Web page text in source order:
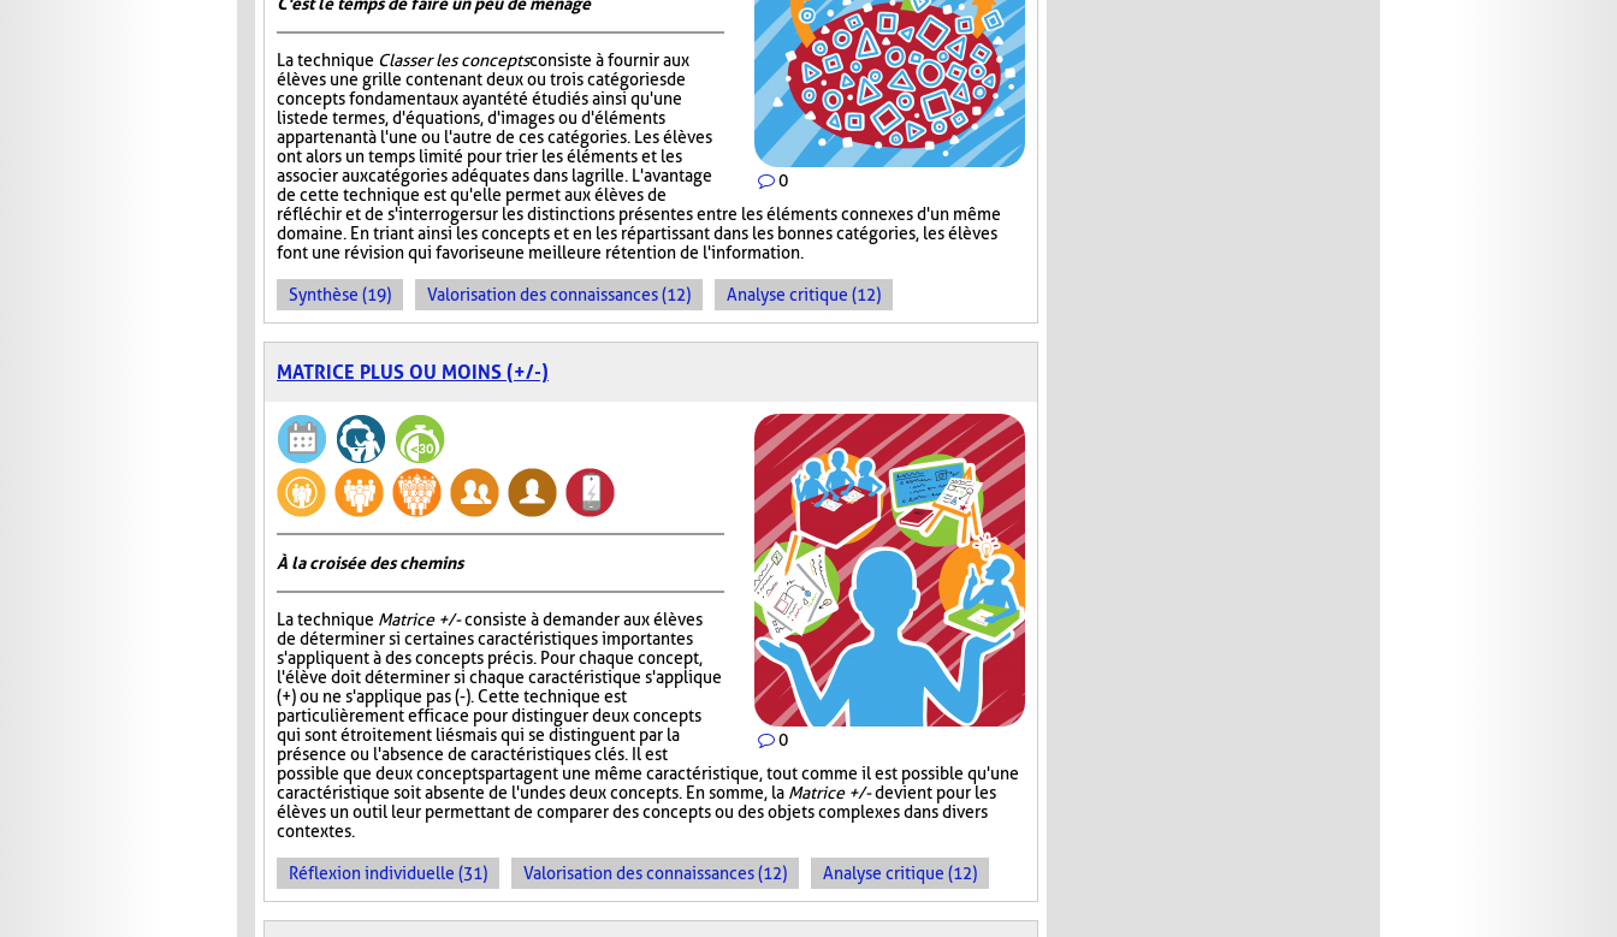
0
C'est le temps de faire un peu de ménage
La technique Classer les conceptsconsiste à fournir aux
élèves une grille contenant deux ou trois catégories de
concepts fondamentaux ayant été étudiés ainsi qu'une
liste de termes, d'équations, d'images ou d'éléments
appartenant à l'une ou l'autre de ces catégories. Les élèves
ont alors un temps limité pour trier les éléments et les
associer aux catégories adéquates dans la grille. L'avantage
de cette technique est qu'elle permet aux élèves de
réfléchir et de s'interroger sur les distinctions présentes entre les éléments connexes d'un même
domaine. En triant ainsi les concepts et en les répartissant dans les bonnes catégories, les élèves
font une révision qui favorise une meilleure rétention de l'information.
Synthèse (19) Valorisation des connaissances (12) Analyse critique (12)
MATRICE PLUS OU MOINS (+/-)
0
À la croisée des chemins
La technique Matrice +/-consiste à demander aux élèves
de déterminer si certaines caractéristiques importantes
s'appliquent à des concepts précis. Pour chaque concept,
l'élève doit déterminer si chaque caractéristique s'applique
(+) ou ne s'applique pas (-). Cette technique est
particulièrement efficace pour distinguer deux concepts
qui sont étroitement liés mais qui se distinguent par la
présence ou l'absence de caractéristiques clés. Il est
possible que deux concepts partagent une même caractéristique, tout comme il est possible qu'une
caractéristique soit absente de l'un des deux concepts. En somme, la Matrice +/-devient pour les
élèves un outil leur permettant de comparer des concepts ou des objets complexes dans divers
contextes.
Réflexion individuelle (31) Valorisation des connaissances (12) Analyse critique (12)